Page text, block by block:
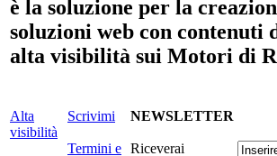
è la soluzione per la
soluzioni web con contenuti
alta visibilità sui Motori di
Alta
visibilità
Scrivimi
Termini e
NEWSLETTER
Riceverai